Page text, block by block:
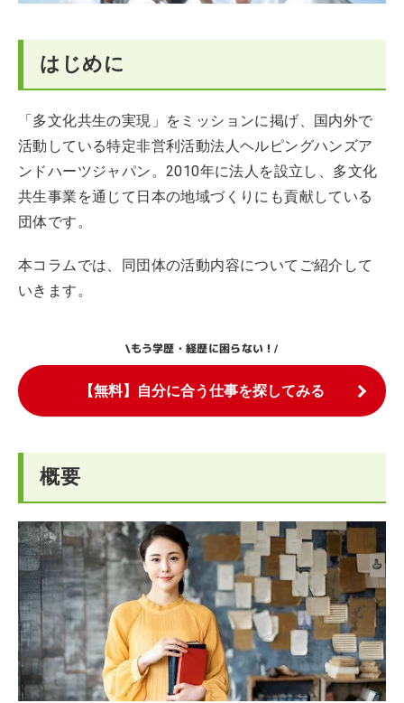
はじめに
「多文化共生の実現」をミッションに掲げ、国内外で
活動している特定非営利活動法人ヘルピングハンズア
ンドハーツジャパン。2010年に法人を設立し、多文化
共生事業を通じて日本の地域づくりにも貢献している
団体です。
本コラムでは、同団体の活動内容についてご紹介して
いきます。
\もう学歴・経歴に困らない！/
【無料】自分に合う仕事を探してみる
概要